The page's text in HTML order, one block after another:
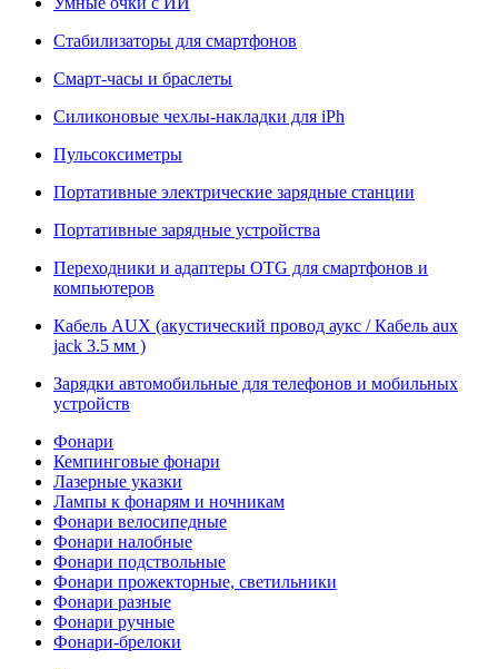
Стабилизаторы для смартфонов
Смарт-часы и браслеты
Силиконовые чехлы-накладки для iPh
Пульсоксиметры
Портативные электрические зарядные станции
Портативные зарядные устройства
Переходники и адаптеры OTG для смартфонов и
компьютеров
Кабель AUX (акустический провод аукс / Кабель aux
jack 3.5 мм )
Зарядки автомобильные для телефонов и мобильных
устройств
Фонари
Кемпинговые фонари
Лазерные указки
Лампы к фонарям и ночникам
Фонари велосипедные
Фонари налобные
Фонари подствольные
Фонари прожекторные, светильники
Фонари разные
Фонари ручные
Фонари-брелоки